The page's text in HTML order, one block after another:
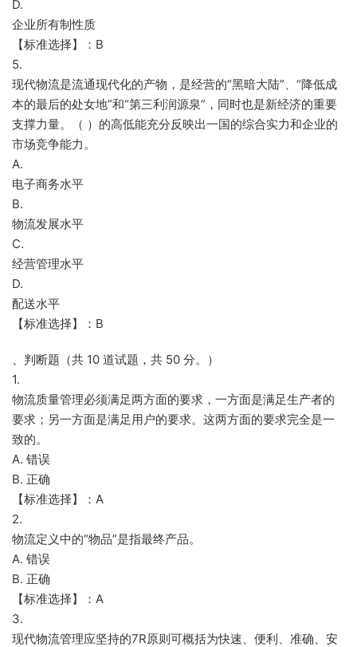
D.
企业所有制性质
【标准选择】：B
5.
现代物流是流通现代化的产物，是经营的“黑暗大陆”、“降低成
本的最后的处女地”和“第三利润源泉”，同时也是新经济的重要
支撑力量。（ ）的高低能充分反映出一国的综合实力和企业的
市场竞争能力。
A.
电子商务水平
B.
物流发展水平
C.
经营管理水平
D.
配送水平
【标准选择】：B
、判断题（共 10 道试题，共 50 分。）
1.
物流质量管理必须满足两方面的要求，一方面是满足生产者的
要求；另一方面是满足用户的要求。这两方面的要求完全是一
致的。
A. 错误
B. 正确
【标准选择】：A
2.
物流定义中的“物品”是指最终产品。
A. 错误
B. 正确
【标准选择】：A
3.
现代物流管理应坚持的7R原则可概括为快速、便利、准确、安